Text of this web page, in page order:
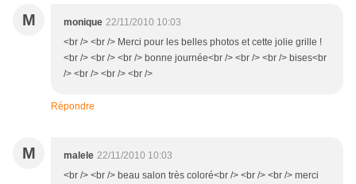
M monique 22/11/2010 10:03
<br /> <br /> Merci pour les belles photos et cette jolie grille !
<br /> <br /> <br /> bonne journée<br /> <br /> <br /> bises<br
/> <br /> <br /> <br />
Répondre
M malele 22/11/2010 10:03
<br /> <br /> beau salon très coloré<br /> <br /> <br /> merci